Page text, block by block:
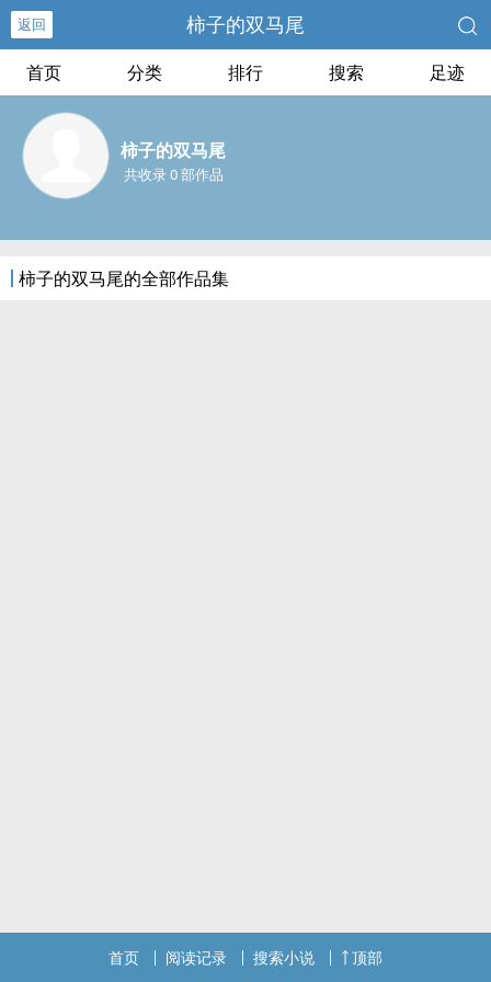
返回 柿子的双马尾
首页 分类 排行 搜索 足迹
柿子的双马尾
共收录 0 部作品
柿子的双马尾的全部作品集
首页 阅读记录 搜索小说 顶部